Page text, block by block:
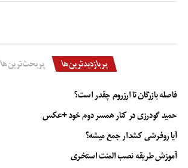
پربازدیدترین‌ها پربحث‌ترین‌ها
فاصله بازرگان تا ارزروم چقدر است؟
حمید گودرزی در کنار همسر دوم خود +عکس
آیا روفرشی کشدار جمع میشه؟
آموزش طریقه نصب المنت استخری